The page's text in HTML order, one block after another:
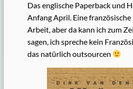
Das englische Paperback und
Anfang April. Eine französische
Arbeit, aber da kann ich zum
sagen, ich spreche kein
das natürlich outsourcen